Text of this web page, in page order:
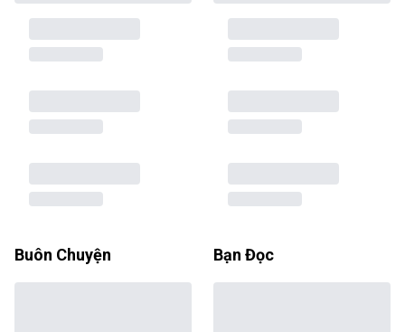
Buôn Chuyện Bạn Đọc